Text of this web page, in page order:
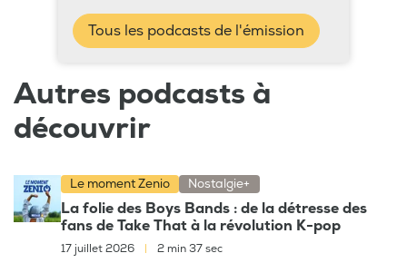
Tous les podcasts de l'émission
Autres podcasts à
découvrir
Le moment Zenio Nostalgie+
La folie des Boys Bands : de la détresse des
fans de Take That à la révolution K-pop
17 juillet 2026 | 2 min 37 sec